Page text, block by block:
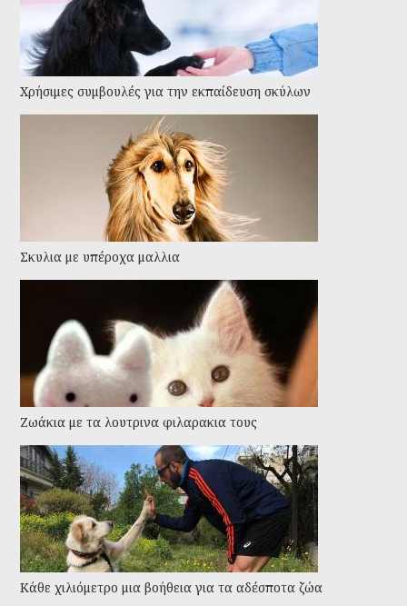
Χρήσιμες συμβουλές για την εκπαίδευση σκύλων
Σκυλια με υπέροχα μαλλια
Ζωάκια με τα λουτρινα φιλαρακια τους
Kάθε χιλιόμετρο μια βοήθεια για τα αδέσποτα ζώα